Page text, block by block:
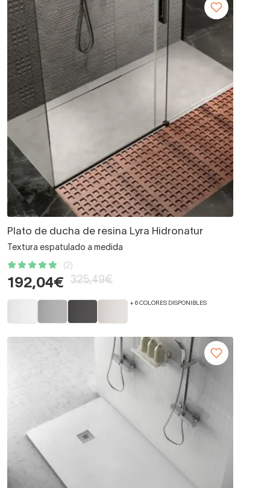
Plato de ducha de resina Lyra Hidronatur
Textura espatulado a medida
(2)
192,04€ 325,49€
+ 6 COLORES DISPONIBLES